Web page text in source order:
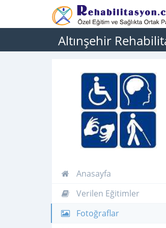
Altınşehir
Anasayfa
Verilen Eğitimler
Fotoğraflar